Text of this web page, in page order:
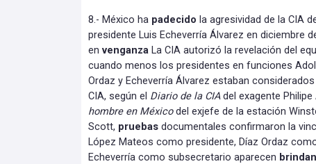
8.- México ha padecido la agresividad de la CIA
presidente Luis Echeverría Álvarez en diciembre
en venganza La CIA autorizó la revelación del
cuando menos los presidentes en funciones
Ordaz y Echeverría Álvarez estaban
CIA, según el Diario de la CIAdel exagente Philipe
hombre en Méxicodel exjefe de la estación
Scott, pruebas documentales confirmaron la
López Mateos como presidente, Díaz Ordaz
Echeverría como subsecretario aparecen